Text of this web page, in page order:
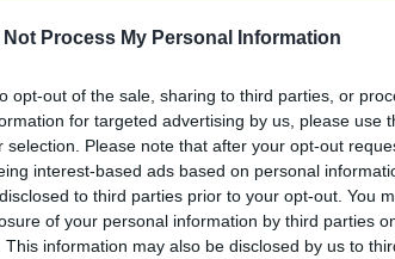
Not Process My Personal Information
opt-out of the sale, sharing to third parties, or
for targeted advertising by us, please use
selection. Please note that after your opt-out
interest-based ads based on personal
to third parties prior to your opt-out. You
of your personal information by third parties
This information may also be disclosed by us to